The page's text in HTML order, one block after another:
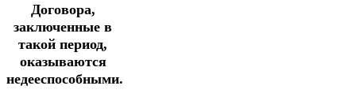
Договора,
заключенные в
такой период,
оказываются
недееспособными.